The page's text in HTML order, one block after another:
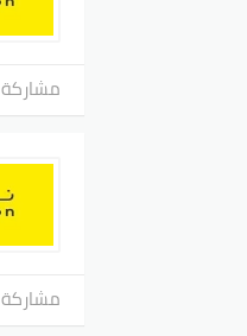
مشاركة
مشاركة